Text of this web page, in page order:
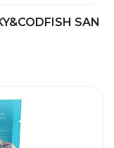
SAN